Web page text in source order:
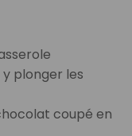
plonger les
coupé en